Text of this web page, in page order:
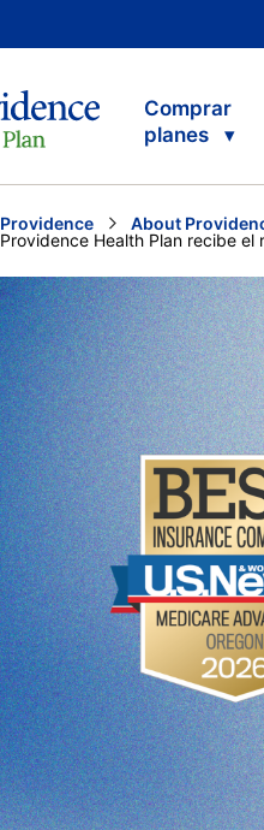
Comprar
planes
Providence About
Current:
Providence Health Plan recibe